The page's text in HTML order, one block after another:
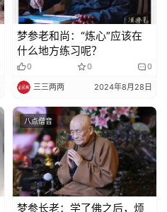
梦参老和尚：“炼心”应该在
什么地方练习呢？
0 0 0
三三两两 2024年8月28日
八点僧音
梦参长老：学了佛之后，烦